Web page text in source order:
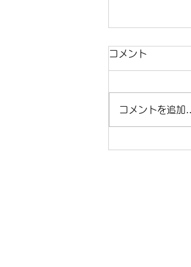
ほんとうのお
コメント
コメントを追加